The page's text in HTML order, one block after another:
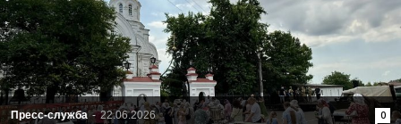
Пресс-служба - 22.06.2026 0